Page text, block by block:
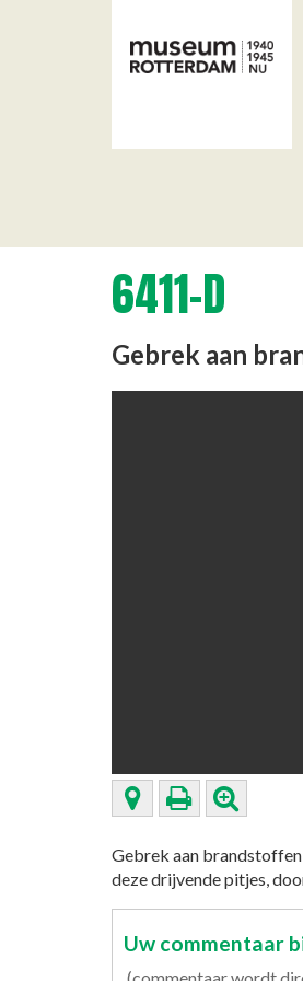
6411-D
Gebrek aan
deze drijvende pitjes,
Uw commentaar